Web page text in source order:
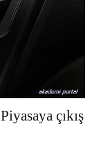
çıkış